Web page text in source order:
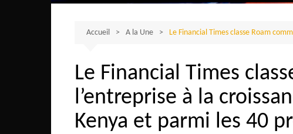
Transport routier
Algérie
Burkina-Faso
Accueil A la Une Le Financial Times classe Roam
Le Financial Times
l’entreprise à la
Kenya et parmi les 40